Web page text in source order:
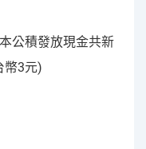
公積發放現金共新
幣3元)